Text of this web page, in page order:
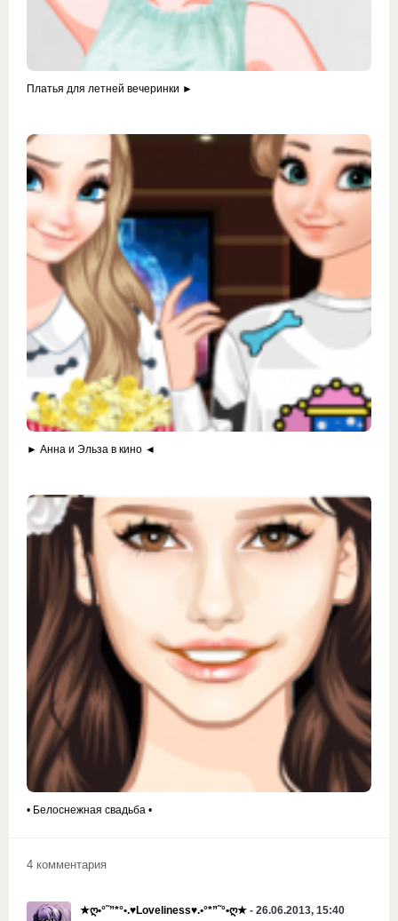
Платья для летней вечеринки ►
► Анна и Эльза в кино ◄
• Белоснежная свадьба •
4 комментария
★ღ•°˜”*°•.♥Loveliness♥.•°*”˜°•ღ★ - 26.06.2013, 15:40